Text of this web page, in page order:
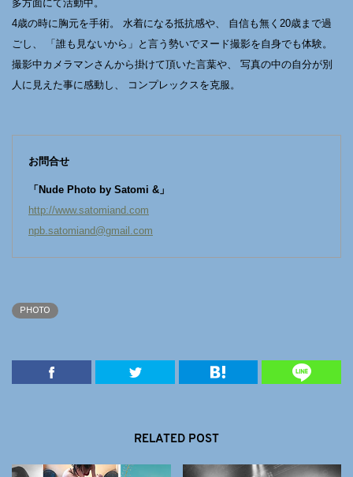
多方面にて活動中。
4歳の時に胸元を手術。 水着になる抵抗感や、 自信も無く20歳まで過
ごし、 「誰も見ないから」と言う勢いでヌード撮影を自身でも体験。
撮影中カメラマンさんから掛けて頂いた言葉や、 写真の中の自分が別
人に見えた事に感動し、 コンプレックスを克服。
お問合せ
「Nude Photo by Satomi &」
http://www.satomiand.com
npb.satomiand@gmail.com
PHOTO
RELATED POST